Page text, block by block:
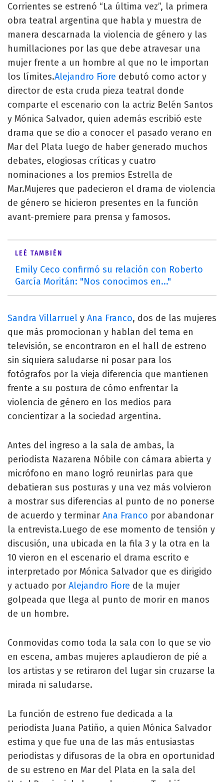
Corrientes se estrenó “La última vez”, la primera
obra teatral argentina que habla y muestra de
manera descarnada la violencia de género y las
humillaciones por las que debe atravesar una
mujer frente a un hombre al que no le importan
los límites.Alejandro Fiore debutó como actor y
director de esta cruda pieza teatral donde
comparte el escenario con la actriz Belén Santos
y Mónica Salvador, quien además escribió este
drama que se dio a conocer el pasado verano en
Mar del Plata luego de haber generado muchos
debates, elogiosas críticas y cuatro
nominaciones a los premios Estrella de
Mar.Mujeres que padecieron el drama de violencia
de género se hicieron presentes en la función
avant-premiere para prensa y famosos.
LEÉ TAMBIÉN
Emily Ceco confirmó su relación con Roberto
García Moritán: "Nos conocimos en..."
Sandra Villarruel y Ana Franco, dos de las mujeres
que más promocionan y hablan del tema en
televisión, se encontraron en el hall de estreno
sin siquiera saludarse ni posar para los
fotógrafos por la vieja diferencia que mantienen
frente a su postura de cómo enfrentar la
violencia de género en los medios para
concientizar a la sociedad argentina.
Antes del ingreso a la sala de ambas, la
periodista Nazarena Nóbile con cámara abierta y
micrófono en mano logró reunirlas para que
debatieran sus posturas y una vez más volvieron
a mostrar sus diferencias al punto de no ponerse
de acuerdo y terminar Ana Franco por abandonar
la entrevista.Luego de ese momento de tensión y
discusión, una ubicada en la fila 3 y la otra en la
10 vieron en el escenario el drama escrito e
interpretado por Mónica Salvador que es dirigido
y actuado por Alejandro Fiore de la mujer
golpeada que llega al punto de morir en manos
de un hombre.
Conmovidas como toda la sala con lo que se vio
en escena, ambas mujeres aplaudieron de pié a
los artistas y se retiraron del lugar sin cruzarse la
mirada ni saludarse.
La función de estreno fue dedicada a la
periodista Juana Patiño, a quien Mónica Salvador
estima y que fue una de las más entusiastas
periodistas y difusoras de la obra en oportunidad
de su estreno en Mar del Plata en la sala del